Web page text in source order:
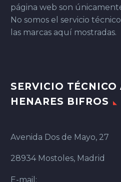
página web son
No somos el servicio
las marcas aquí mostradas.
SERVICIO
HENARES BIFROS
Avenida Dos de Mayo, 27
28934 Mostoles, Madrid
E-mail: